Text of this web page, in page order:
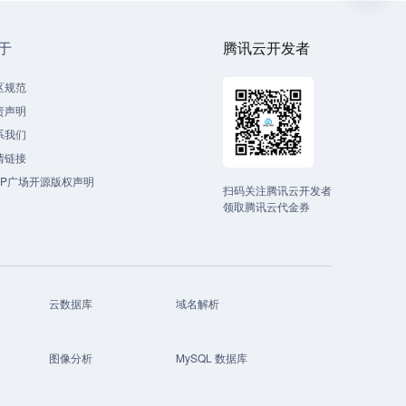
规范
声明
我们
链接
广场开源版权声明
腾讯云开发者
扫码关注腾讯云开发者
领取腾讯云代金券
云数据库 域名解析
图像分析 MySQL 数据库